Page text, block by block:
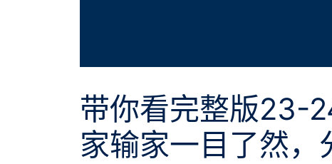
带你看完整版23-
家输家一目了然，